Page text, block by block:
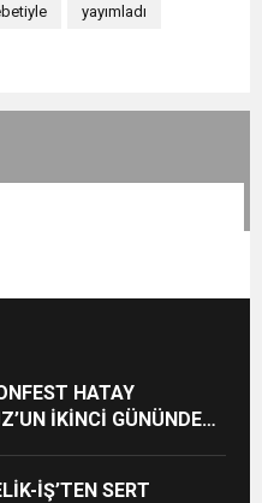
yayımladı
HATAY
İKİNCİ GÜNÜNDE
İŞ’TEN SERT